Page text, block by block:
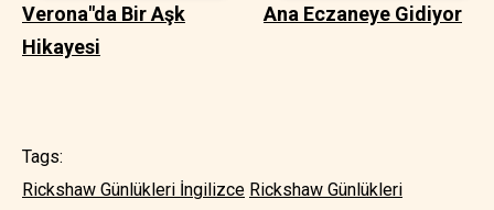
Verona"da Bir Aşk
Hikayesi
Ana Eczaneye Gidiyor
Tags:
Rickshaw Günlükleri İngilizce Rickshaw Günlükleri